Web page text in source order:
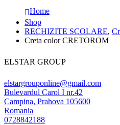
Home
Shop
RECHIZITE SCOLARE,
Creta color CRETOROM
ELSTAR GROUP
elstargrouponline@gmail.com
Bulevardul Carol I nr.42
Campina, Prahova 105600
Romania
0728842188